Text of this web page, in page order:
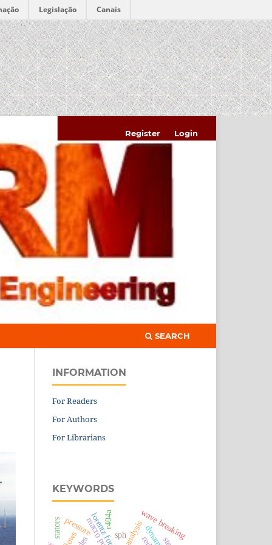
Legislação Canais
SEARCH
Register Login
INFORMATION
For Readers
For Authors
For Librarians
KEYWORDS
deslorentz force
pressure wave breaking
sph
stators r404a